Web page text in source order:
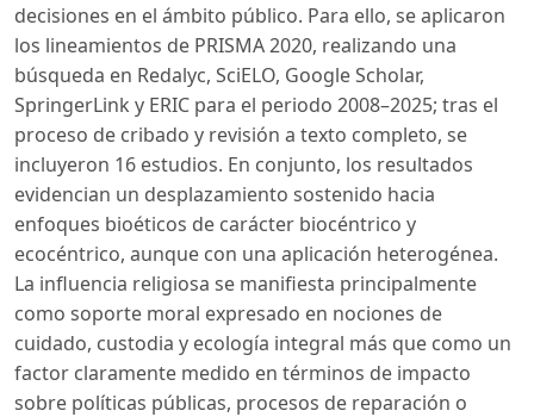
decisiones en el ámbito público. Para ello, se aplicaron
los lineamientos de PRISMA 2020, realizando una
búsqueda en Redalyc, SciELO, Google Scholar,
SpringerLink y ERIC para el periodo 2008–2025; tras el
proceso de cribado y revisión a texto completo, se
incluyeron 16 estudios. En conjunto, los resultados
evidencian un desplazamiento sostenido hacia
enfoques bioéticos de carácter biocéntrico y
ecocéntrico, aunque con una aplicación heterogénea.
La influencia religiosa se manifiesta principalmente
como soporte moral expresado en nociones de
cuidado, custodia y ecología integral más que como un
factor claramente medido en términos de impacto
sobre políticas públicas, procesos de reparación o